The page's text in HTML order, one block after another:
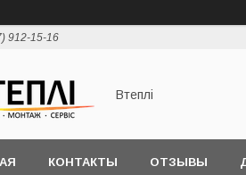
912-15-16
Втеплі
КОНТАКТЫ ОТЗЫВЫ